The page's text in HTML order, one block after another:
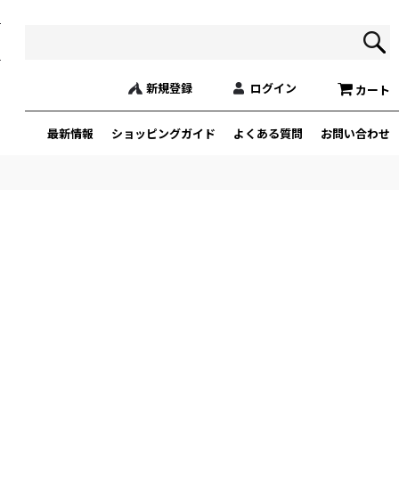
カート
新規登録 ログイン
最新情報 ショッピングガイド よくある質問 お問い合わせ